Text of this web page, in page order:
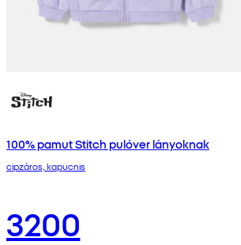
100% pamut Stitch pulóver lányoknak
cipzáros, kapucnis
3200